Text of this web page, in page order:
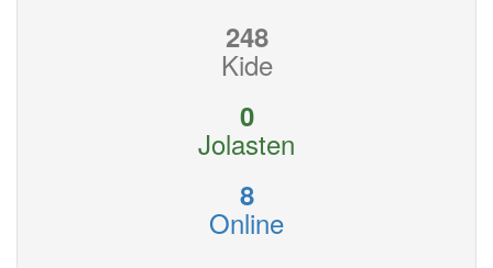
248
Kide
0
Jolasten
8
Online